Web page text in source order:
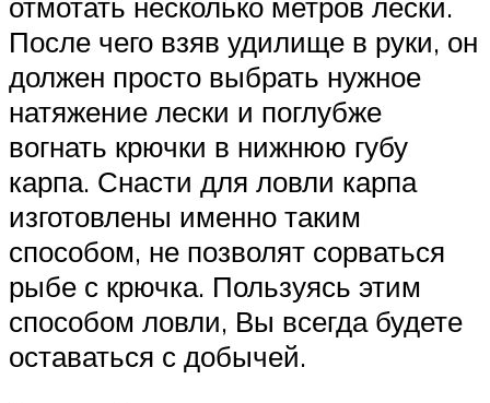
После чего взяв удилище в руки, он
должен просто выбрать нужное
натяжение лески и поглубже
вогнать крючки в нижнюю губу
карпа. Снасти для ловли карпа
изготовлены именно таким
способом, не позволят сорваться
рыбе с крючка. Пользуясь этим
способом ловли, Вы всегда будете
оставаться с добычей.